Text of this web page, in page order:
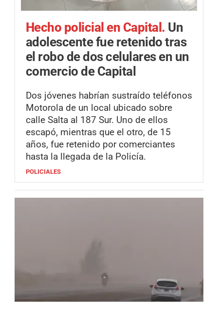
Hecho policial en Capital. Un
adolescente fue retenido tras
el robo de dos celulares en un
comercio de Capital
Dos jóvenes habrían sustraído teléfonos
Motorola de un local ubicado sobre
calle Salta al 187 Sur. Uno de ellos
escapó, mientras que el otro, de 15
años, fue retenido por comerciantes
hasta la llegada de la Policía.
POLICIALES